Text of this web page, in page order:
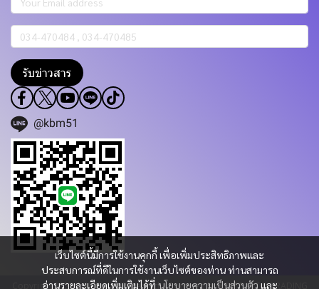
เว็บไซต์นี้มีการใช้งานคุกกี้ เพื่อเพิ่มประสิทธิภาพและ
ประสบการณ์ที่ดีในการใช้งานเว็บไซต์ของท่าน ท่านสามารถ
อ่านรายละเอียดเพิ่มเติมได้ที่ นโยบายความเป็นส่วนตัว และ
รับข่าวสาร
@kbm51
Copyright 2023 | All Rights Reserved | Powered by KBM PART & TRADING